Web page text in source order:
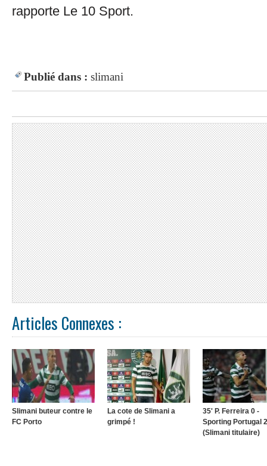
rapporte Le 10 Sport.
Publié dans : slimani
Articles Connexes :
Slimani buteur contre le
FC Porto
La cote de Slimani a
grimpé !
35' P. Ferreira 0 -
Sporting Portugal 2
(Slimani titulaire)